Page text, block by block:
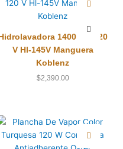
1400 Psi 120
V Hl-145V Manguera
Koblenz
$2,390.00